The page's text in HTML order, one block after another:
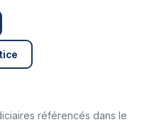
référencés dans le